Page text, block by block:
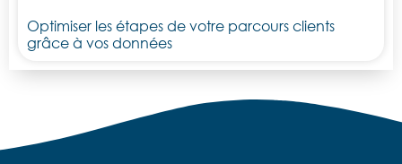
Optimiser les étapes de votre parcours clients
grâce à vos données